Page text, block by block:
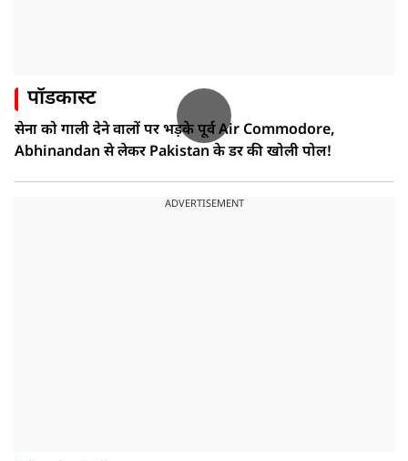
पॉडकास्ट
सेना को गाली देने वालों पर भड़के पूर्व Air Commodore,
Abhinandan से लेकर Pakistan के डर की खोली पोल!
ADVERTISEMENT